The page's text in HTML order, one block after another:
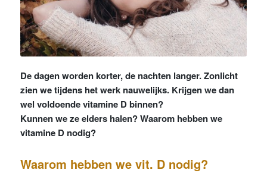
De dagen worden korter, de nachten langer. Zonlicht
zien we tijdens het werk nauwelijks. Krijgen we dan
wel voldoende vitamine D binnen?
Kunnen we ze elders halen? Waarom hebben we
vitamine D nodig?
Waarom hebben we vit. D nodig?